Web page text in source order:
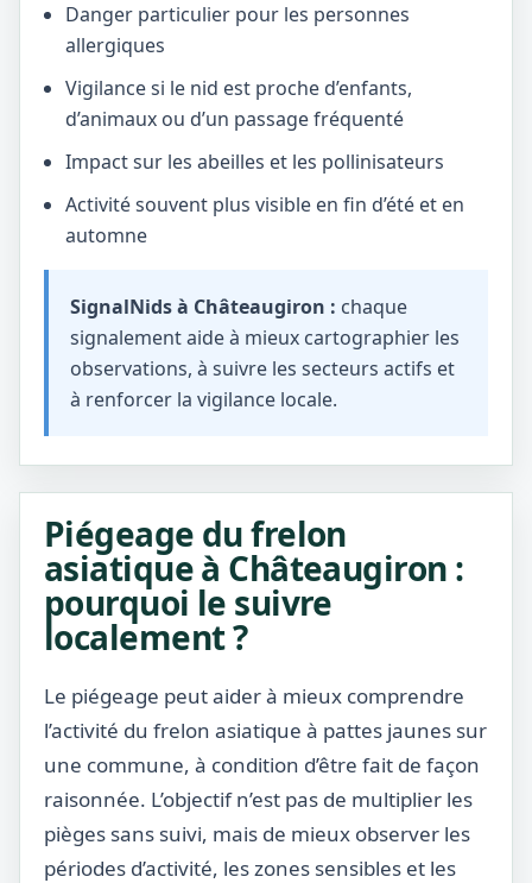
Danger particulier pour les personnes
allergiques
Vigilance si le nid est proche d’enfants,
d’animaux ou d’un passage fréquenté
Impact sur les abeilles et les pollinisateurs
Activité souvent plus visible en fin d’été et en
automne
SignalNids à Châteaugiron : chaque
signalement aide à mieux cartographier les
observations, à suivre les secteurs actifs et
à renforcer la vigilance locale.
Piégeage du frelon
asiatique à Châteaugiron :
pourquoi le suivre
localement ?
Le piégeage peut aider à mieux comprendre
l’activité du frelon asiatique à pattes jaunes sur
une commune, à condition d’être fait de façon
raisonnée. L’objectif n’est pas de multiplier les
pièges sans suivi, mais de mieux observer les
périodes d’activité, les zones sensibles et les